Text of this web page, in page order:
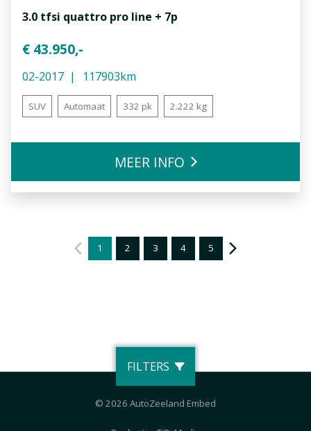
FILTERS
3.0 tfsi quattro pro line + 7p
€ 43.950,-
02-2017 117903km
SUV Automaat 332 pk 2.222 kg
MEER INFO
1 2 3 4 5
© 2026 AutoZeeland Embed